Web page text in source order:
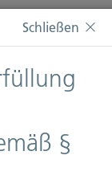
Sie weiterhin
Datenschutz
Schließen
§